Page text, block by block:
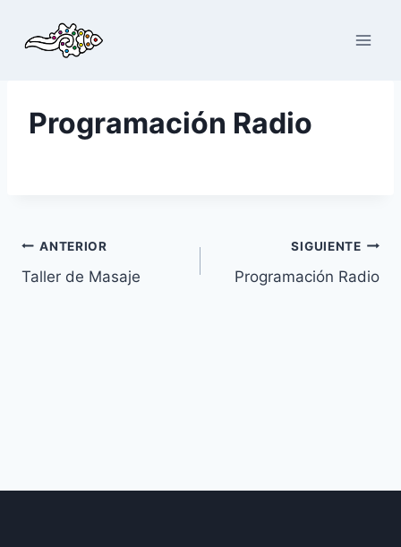
contenido
Programación Radio
Navegación
de
ANTERIOR
Taller de Masaje
SIGUIENTE
Programación Radio